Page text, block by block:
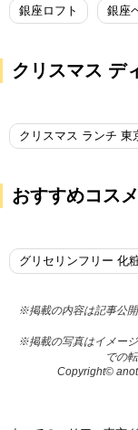
銀座ロフト 銀座
クリスマス デ
クリスマス ランチ 東
おすすめコス
グリセリンフリー 化
※掲載の内容は記事公
※掲載の写真はイメー
での
Copyright©